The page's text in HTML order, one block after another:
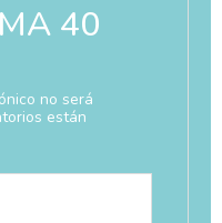
40
no será
están